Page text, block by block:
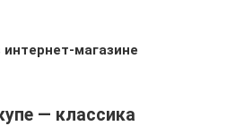
магазине
— классика